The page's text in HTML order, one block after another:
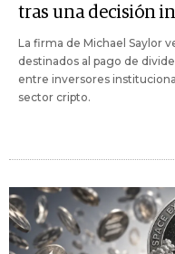
tras una decisión
La firma de Michael Saylor
destinados al pago de
entre inversores
sector cripto.